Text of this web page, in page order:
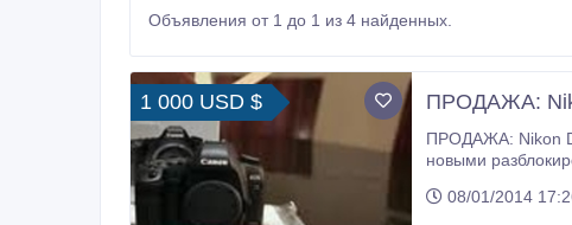
Объявления от 1 до 1 из 4 найденных.
1 000 USD $ ПРОДАЖА:
ПРОДАЖА: Nikon D3s, Nikon D700, Canon EOS 5D Mark II Nikon D300s Все наши продукты компании
новыми разблокирован, запечатанный в коробке компания с 12 месяцев международной
камер ВЫ
08/01/2014